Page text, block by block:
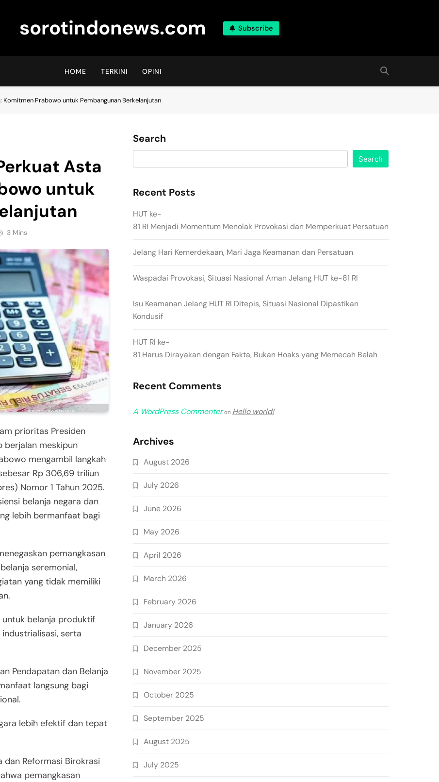
sorotindonews.com Subscribe
HOME TERKINI OPINI
Komitmen Prabowo untuk Pembangunan Berkelanjutan
Asta
untuk
3 Mins
prioritas Presiden
berjalan meskipun
mengambil langkah
Rp 306,69 triliun
Nomor 1 Tahun 2025.
belanja negara dan
lebih bermanfaat bagi
pemangkasan
seremonial,
yang tidak memiliki
untuk belanja produktif
serta
Pendapatan dan Belanja
langsung bagi
lebih efektif dan tepat
dan Reformasi Birokrasi
pemangkasan
Search
Search
Recent Posts
HUT ke-
81 RI Menjadi Momentum Menolak Provokasi dan Memperkuat Persatuan
Jelang Hari Kemerdekaan, Mari Jaga Keamanan dan Persatuan
Waspadai Provokasi, Situasi Nasional Aman Jelang HUT ke-81 RI
Isu Keamanan Jelang HUT RI Ditepis, Situasi Nasional Dipastikan
Kondusif
HUT RI ke-
81 Harus Dirayakan dengan Fakta, Bukan Hoaks yang Memecah Belah
Recent Comments
A WordPress Commenteron Hello world!
Archives
August 2026
July 2026
June 2026
May 2026
April 2026
March 2026
February 2026
January 2026
December 2025
November 2025
October 2025
September 2025
August 2025
July 2025